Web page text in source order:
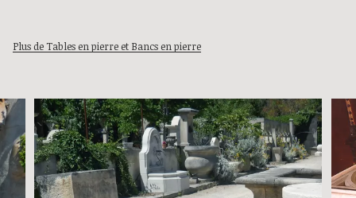
Plus de Tables en pierre et Bancs en pierre